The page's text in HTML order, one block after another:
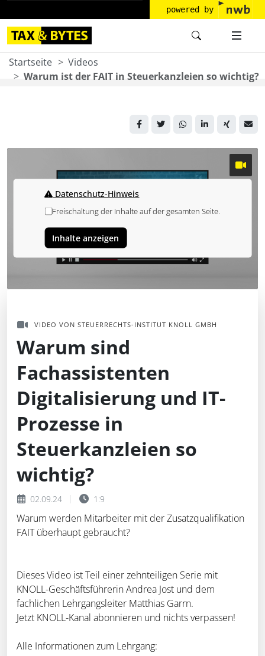
powered by
Startseite
Videos
Warum ist der FAIT in Steuerkanzleien so wichtig?
Datenschutz-Hinweis
Freischaltung der Inhalte auf der gesamten Seite.
Inhalte anzeigen
VIDEO VON STEUERRECHTS-INSTITUT KNOLL GMBH
Warum sind
Fachassistenten
Digitalisierung und IT-
Prozesse in
Steuerkanzleien so
wichtig?
02.09.24 1:9
Warum werden Mitarbeiter mit der Zusatzqualifikation
FAIT überhaupt gebraucht?
Dieses Video ist Teil einer zehnteiligen Serie mit
KNOLL-Geschäftsführerin Andrea Jost und dem
fachlichen Lehrgangsleiter Matthias Garrn.
Jetzt KNOLL-Kanal abonnieren und nichts verpassen!
Alle Informationen zum Lehrgang: